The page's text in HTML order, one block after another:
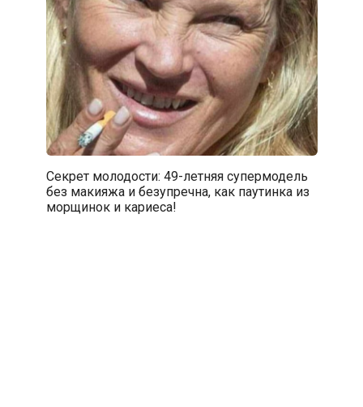
Секрет молодости: 49-летняя супермодель
без макияжа и безупречна, как паутинка из
морщинок и кариеса!